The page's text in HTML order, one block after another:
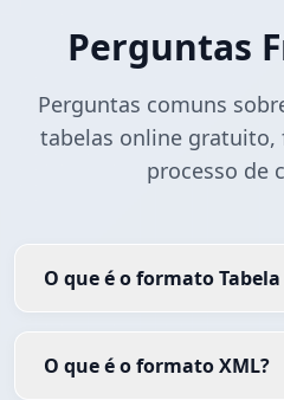
Perguntas
Perguntas comuns
tabelas online gratuito,
processo de
O que é o formato Tabela
O que é o formato XML?